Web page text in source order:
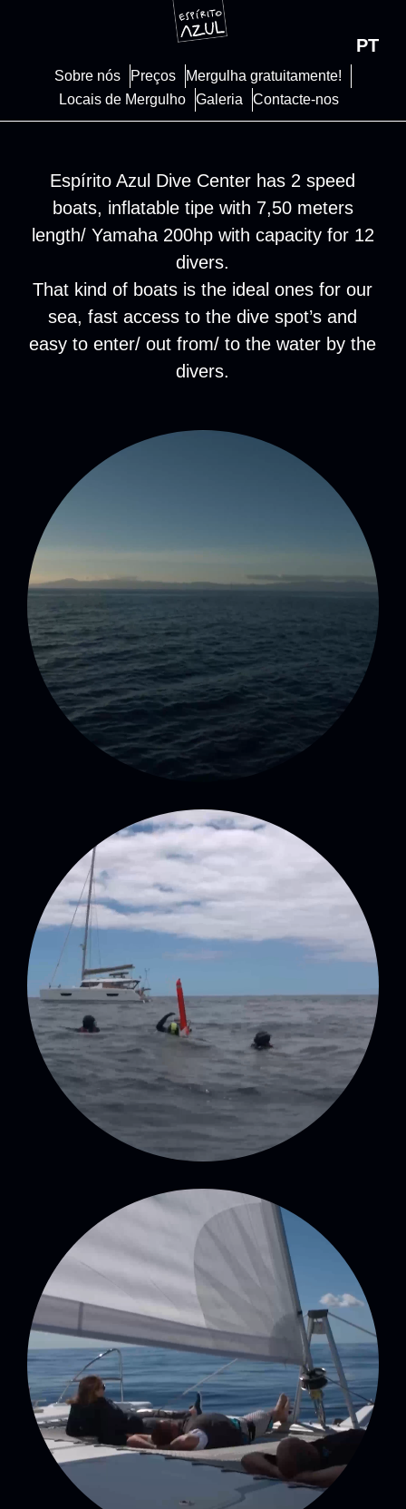
Sobre nós Preços
Mergulha gratuitamente!
Locais de Mergulho
Galeria Contacte-nos
PT
Espírito Azul Dive Center has 2 speed
boats, inflatable tipe with 7,50 meters
length/ Yamaha 200hp with capacity for 12
divers.
That kind of boats is the ideal ones for our
sea, fast access to the dive spot’s and
easy to enter/ out from/ to the water by the
divers.